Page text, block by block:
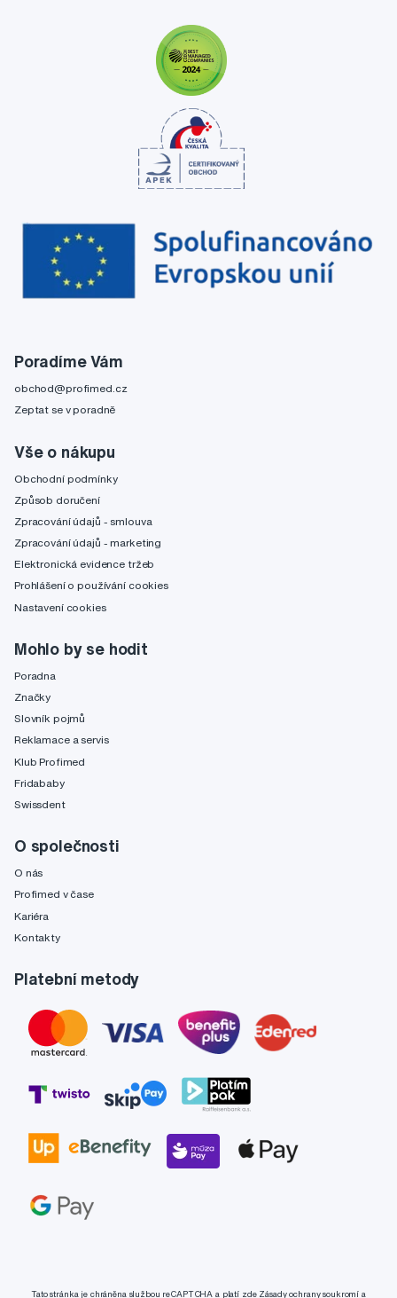
Poradíme Vám
obchod@profimed.cz
Zeptat se v poradně
Vše o nákupu
Obchodní podmínky
Způsob doručení
Zpracování údajů - smlouva
Zpracování údajů - marketing
Elektronická evidence tržeb
Prohlášení o používání cookies
Nastavení cookies
Mohlo by se hodit
Poradna
Značky
Slovník pojmů
Reklamace a servis
Klub Profimed
Fridababy
Swissdent
O společnosti
O nás
Profimed v čase
Kariéra
Kontakty
Platební metody
Tato stránka je chráněna službou reCAPTCHA a platí zde Zásady ochrany soukromí a